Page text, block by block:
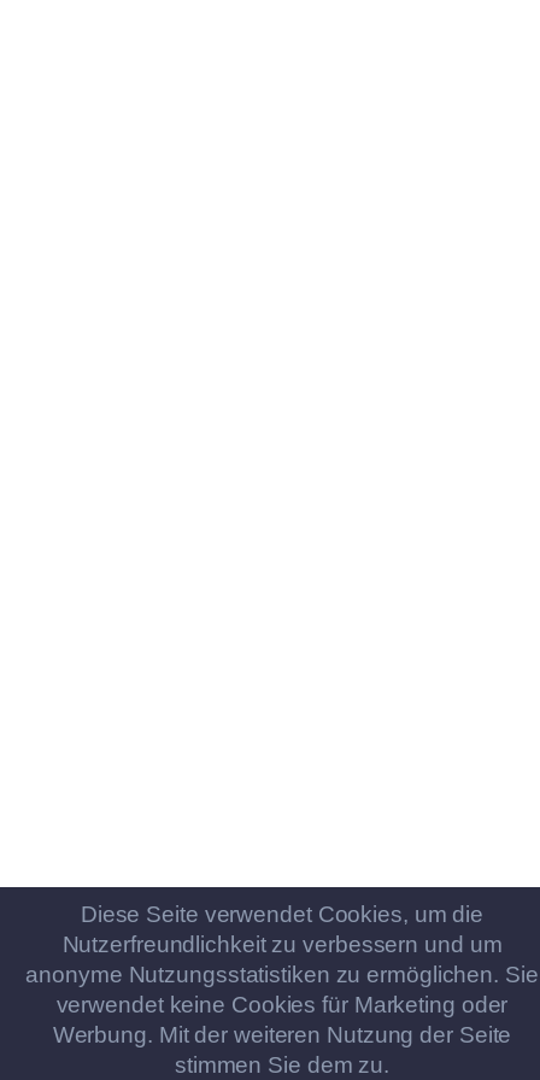
Diese Seite verwendet Cookies, um die
Nutzerfreundlichkeit zu verbessern und um
anonyme Nutzungsstatistiken zu ermöglichen. Sie
verwendet keine Cookies für Marketing oder
Werbung. Mit der weiteren Nutzung der Seite
stimmen Sie dem zu.